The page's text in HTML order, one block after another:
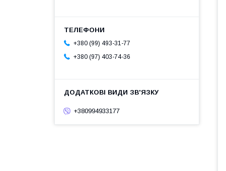
+380 (99) 493-31-77
+380 (97) 403-74-36
+380994933177